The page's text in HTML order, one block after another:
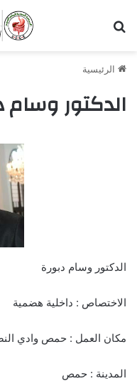
الرئيسية
الدكتور وسام
الدكتور وسام دبورة
الاختصاص : داخلية هضمية
مكان العمل : حمص وادي
المدينة : حمص